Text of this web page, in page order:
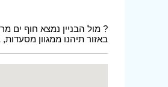
? מול הבניין נמצא חוף ים
באזור תיהנו ממגוון